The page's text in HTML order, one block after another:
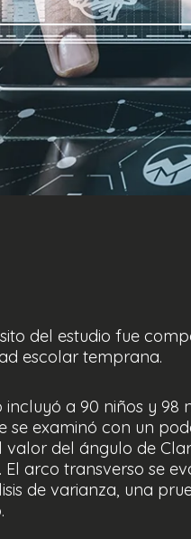
del estudio fue
escolar temprana.
incluyó a 90 niños y 98
se examinó con un
valor del ángulo de
arco transverso se
de varianza, una